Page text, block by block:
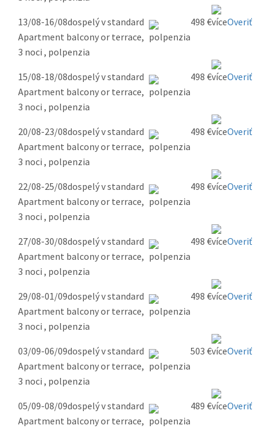
13/08-16/08dospelý v standard
Apartment balcony or terrace,
3 noci , polpenzia
498 € Overiť
15/08-18/08dospelý v standard
Apartment balcony or terrace,
3 noci , polpenzia
498 € Overiť
20/08-23/08dospelý v standard
Apartment balcony or terrace,
3 noci , polpenzia
498 € Overiť
22/08-25/08dospelý v standard
Apartment balcony or terrace,
3 noci , polpenzia
498 € Overiť
27/08-30/08dospelý v standard
Apartment balcony or terrace,
3 noci , polpenzia
498 € Overiť
29/08-01/09dospelý v standard
Apartment balcony or terrace,
3 noci , polpenzia
498 € Overiť
03/09-06/09dospelý v standard
Apartment balcony or terrace,
3 noci , polpenzia
503 € Overiť
05/09-08/09dospelý v standard
Apartment balcony or terrace,
489 € Overiť